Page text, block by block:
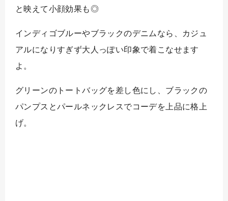
と映えて小顔効果も◎
インディゴブルーやブラックのデニムなら、カジュ
アルになりすぎず大人っぽい印象で着こなせます
よ。
グリーンのトートバッグを差し色にし、ブラックの
パンプスとパールネックレスでコーデを上品に格上
げ。